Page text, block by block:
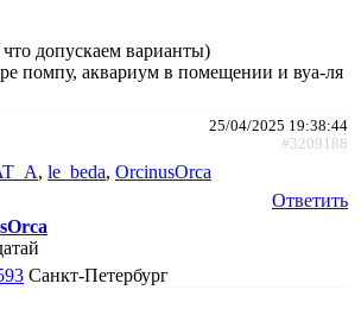
допускаем варианты)
помпу, аквариум в помещении и вуа-ля
25/04/2025 19:38:44
#3209188
, le_beda, ОrcinusОrca
Ответить
Санкт-Петербург